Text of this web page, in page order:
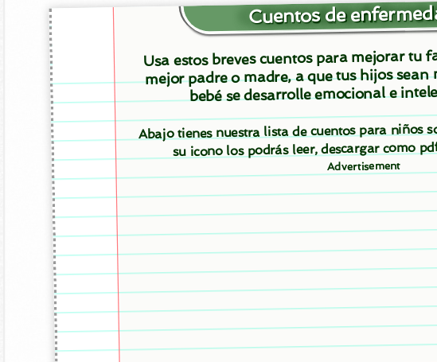
Cuentos de
Usa estos breves cuentos para mejorar tu
mejor padre o madre, a que tus hijos sean
bebé se desarrolle emocional e
Abajo tienes nuestra lista de cuentos para niños
su icono los podrás leer, descargar como
Advertisement